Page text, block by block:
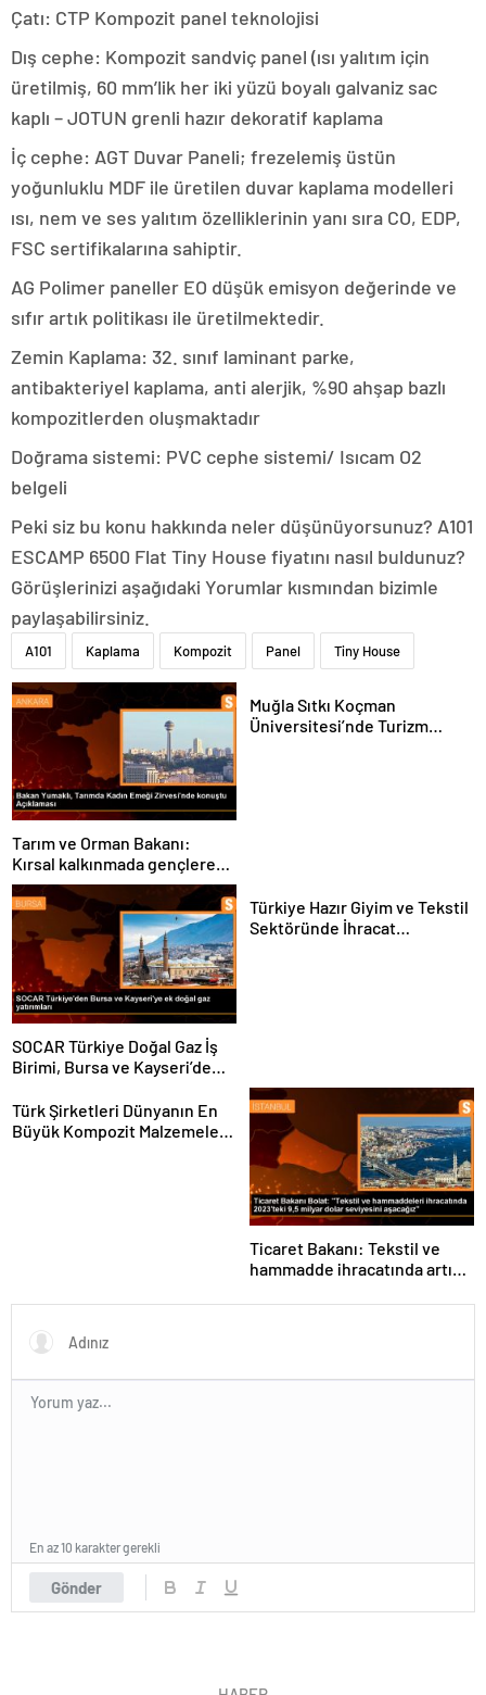
Çatı: CTP Kompozit panel teknolojisi
Dış cephe: Kompozit sandviç panel (ısı yalıtım için
üretilmiş, 60 mm’lik her iki yüzü boyalı galvaniz sac
kaplı – JOTUN grenli hazır dekoratif kaplama
İç cephe: AGT Duvar Paneli; frezelemiş üstün
yoğunluklu MDF ile üretilen duvar kaplama modelleri
ısı, nem ve ses yalıtım özelliklerinin yanı sıra CO, EDP,
FSC sertifikalarına sahiptir.
AG Polimer paneller EO düşük emisyon değerinde ve
sıfır artık politikası ile üretilmektedir.
Zemin Kaplama: 32. sınıf laminant parke,
antibakteriyel kaplama, anti alerjik, %90 ahşap bazlı
kompozitlerden oluşmaktadır
Doğrama sistemi: PVC cephe sistemi/ Isıcam O2
belgeli
Peki siz bu konu hakkında neler düşünüyorsunuz? A101
ESCAMP 6500 Flat Tiny House fiyatını nasıl buldunuz?
Görüşlerinizi aşağıdaki Yorumlar kısmından bizimle
paylaşabilirsiniz.
A101 Kaplama Kompozit Panel Tiny House
Tarım ve Orman Bakanı:
Kırsal kalkınmada gençlere
ve kadınlara pozitif ayrımcılık
yapıyoruz
Muğla Sıtkı Koçman
Üniversitesi’nde Turizm
SOCAR Türkiye Doğal Gaz İş
Birimi, Bursa ve Kayseri’de
Türkiye Hazır Giyim ve Tekstil
Sektöründe İhracat
Türk Şirketleri Dünyanın En
Büyük Kompozit Malzemeler
Ticaret Bakanı: Tekstil ve
hammadde ihracatında artış
Gönder
En az 10 karakter gerekli